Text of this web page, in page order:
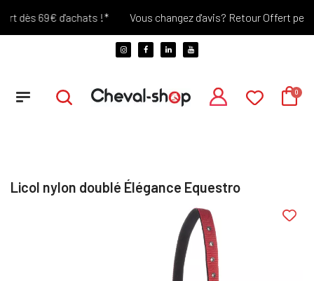
dès 69€ d'achats !* Vous changez d'avis? Retour Offert
Licol nylon doublé Élégance Equestro